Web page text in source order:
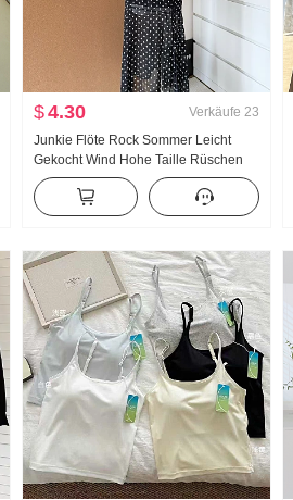
$4.30 Verkäufe 23
Junkie Flöte Rock Sommer Leicht
Gekocht Wind Hohe Taille Rüschen
Schlitz Schwarz Polka Dots Halber
Rock Tag Seide Schräg Schulter
Kleidung